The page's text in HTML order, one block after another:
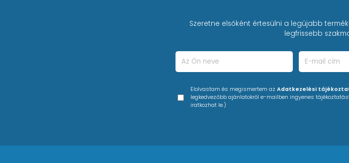
Szeretne elsőként értesülni a legújabb
legfrissebb
Elolvastam és megismertem az Adatkezelési
legkedvezőbb ajánlatokról e-mailben ingyenes
iratkozhat le.)